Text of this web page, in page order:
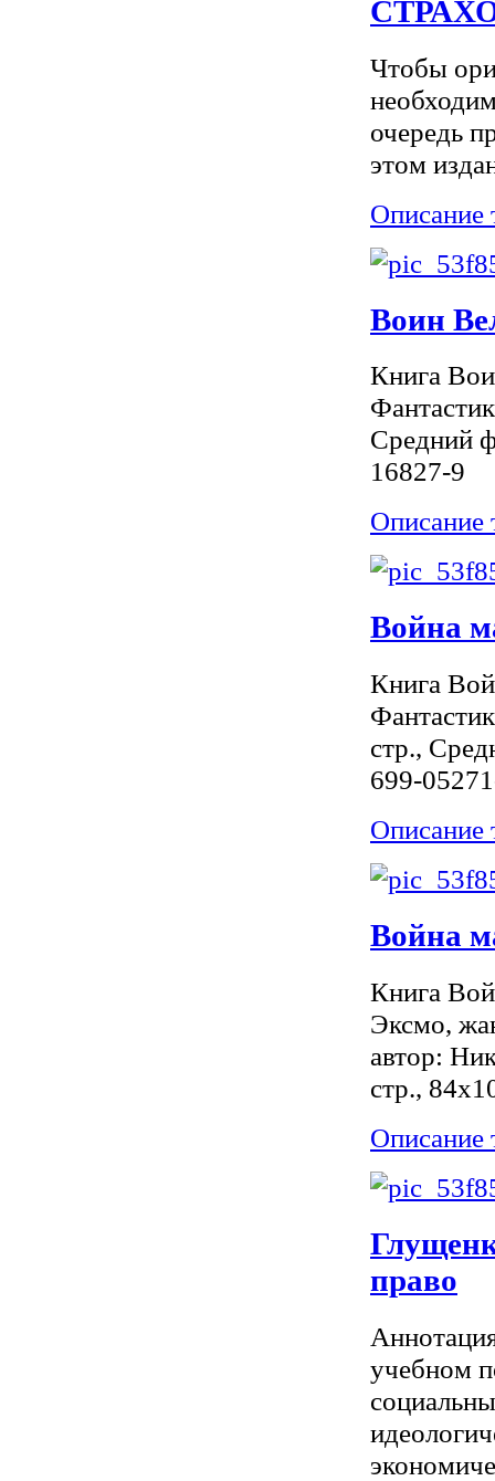
Чтобы
очередь
этом
Описание
Воин
Книга
Средний
16827-9
Описание
Война
Книга
стр.,
699-
Описание
Война
Книга
Эксмо,
автор:
стр.,
Описание
право
учебном